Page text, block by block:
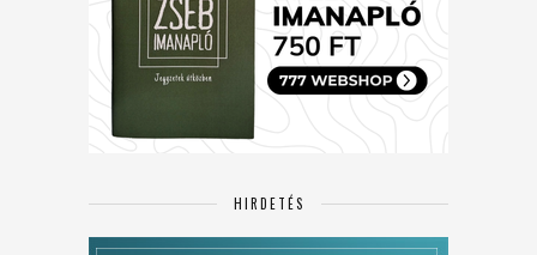
HIRDETÉS